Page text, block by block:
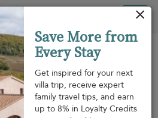
Save More from
Every Stay
Get inspired for your next
villa trip, receive expert
family travel tips, and earn
up to 8% in Loyalty Credits